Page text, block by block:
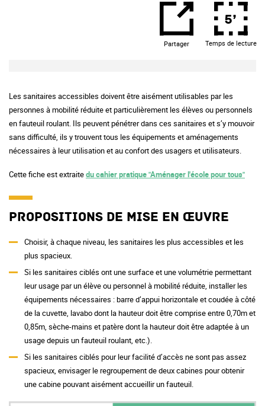
Partager
5’
Temps de lecture
Les sanitaires accessibles doivent être aisément utilisables par les
personnes à mobilité réduite et particulièrement les élèves ou personnels
en fauteuil roulant. Ils peuvent pénétrer dans ces sanitaires et s’y mouvoir
sans difficulté, ils y trouvent tous les équipements et aménagements
nécessaires à leur utilisation et au confort des usagers et utilisateurs.
Cette fiche est extraitedu cahier pratique "Aménager l'école pour tous"
Propositions de mise en œuvre
Choisir, à chaque niveau, les sanitaires les plus accessibles et les
plus spacieux.
Si les sanitaires ciblés ont une surface et une volumétrie permettant
leur usage par un élève ou personnel à mobilité réduite, installer les
équipements nécessaires : barre d’appui horizontale et coudée à côté
de la cuvette, lavabo dont la hauteur doit être comprise entre 0,70m et
0,85m, sèche-mains et patère dont la hauteur doit être adaptée à un
usage depuis un fauteuil roulant, etc.).
Si les sanitaires ciblés pour leur facilité d’accès ne sont pas assez
spacieux, envisager le regroupement de deux cabines pour obtenir
une cabine pouvant aisément accueillir un fauteuil.